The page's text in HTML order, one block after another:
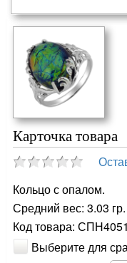
Карточка товара
Кольцо с опалом.
Средний вес: 3.03 гр.
Код товара: СПН4051
Выберите для